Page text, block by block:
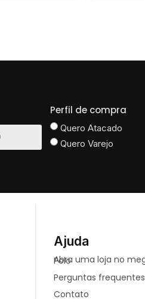
Perfil de compra
Quero Atacado
Quero Varejo
Ajuda
Abra uma loja no mega Polo
Perguntas frequentes
Contato